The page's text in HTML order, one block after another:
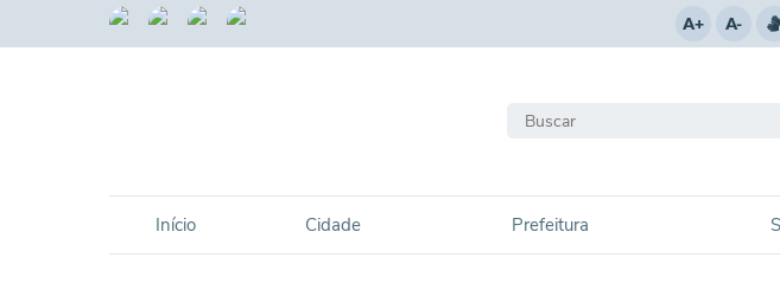
A+ A-
Início Cidade Prefeitura